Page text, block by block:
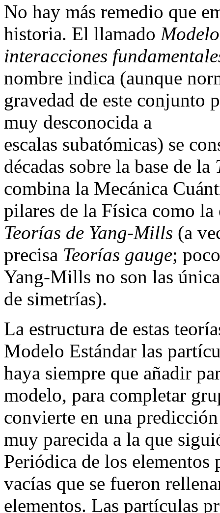
No hay más remedio que
historia. El llamado
interacciones
nombre indica (aunque
gravedad de este conjunto
muy desconocida a
escalas subatómicas) se
décadas sobre la base de la
combina la Mecánica
pilares de la Física como
Teorías de Yang-Mills (a
precisa Teorías gauge;
Yang-Mills no son las
de simetrías).
La estructura de estas
Modelo Estándar las
haya siempre que añadir
modelo, para completar
convierte en una
muy parecida a la que
Periódica de los
vacías que se fueron
elementos. Las partículas